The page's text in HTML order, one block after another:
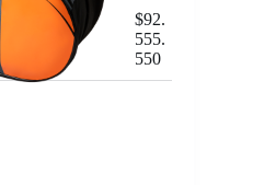
$92.
555.
550